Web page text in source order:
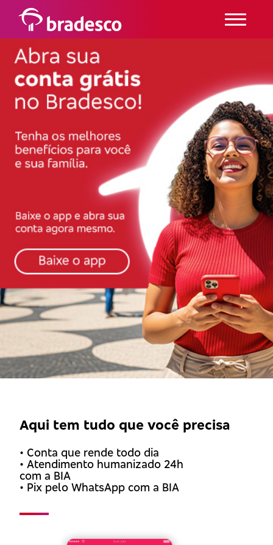
Aqui tem tudo que você precisa
• Conta que rende todo dia
• Atendimento humanizado 24h
com a BIA
• Pix pelo WhatsApp com a BIA